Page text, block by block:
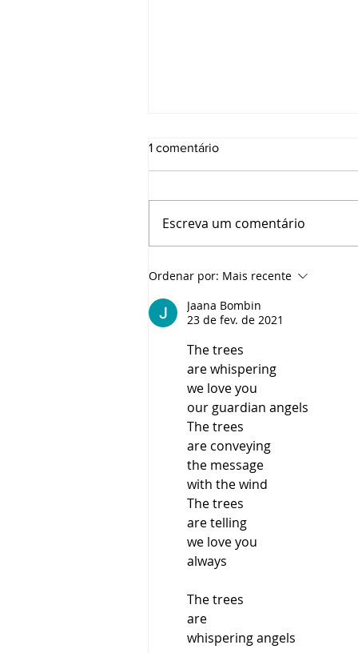
1 comentário
Escreva um comentário
Ordenar por: Mais recente
Jaana Bombin
23 de fev. de 2021
The trees
are whispering
we love you
our guardian angels
The trees
are conveying
the message
with the wind
The trees
are telling
we love you
always
The trees
are
whispering angels